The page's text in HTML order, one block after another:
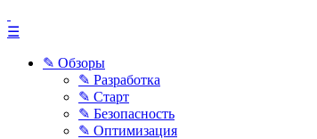
☰
✎ Обзоры
✎ Разработка
✎ Старт
✎ Безопасность
✎ Оптимизация